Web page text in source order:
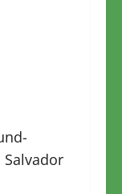
Salvador